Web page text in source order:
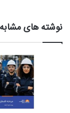
نوشته های مشابه